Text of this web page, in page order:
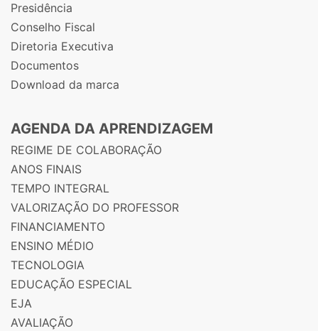
Presidência
Conselho Fiscal
Diretoria Executiva
Documentos
Download da marca
AGENDA DA APRENDIZAGEM
REGIME DE COLABORAÇÃO
ANOS FINAIS
TEMPO INTEGRAL
VALORIZAÇÃO DO PROFESSOR
FINANCIAMENTO
ENSINO MÉDIO
TECNOLOGIA
EDUCAÇÃO ESPECIAL
EJA
AVALIAÇÃO